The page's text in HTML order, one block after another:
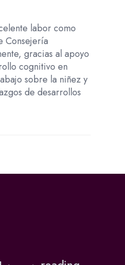
labor como
Consejería
gracias al apoyo
cognitivo en
sobre la niñez y
de desarrollos